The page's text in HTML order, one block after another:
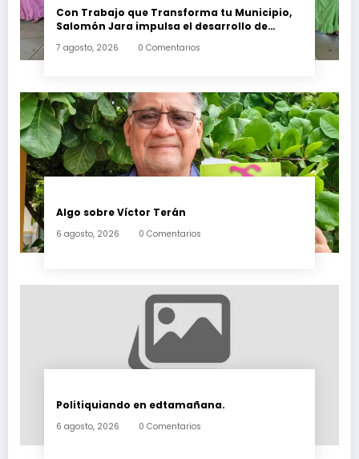
Con Trabajo que Transforma tu Municipio,
Salomón Jara impulsa el desarrollo de
7 agosto, 2026 0 Comentarios
Algo sobre Víctor Terán
6 agosto, 2026 0 Comentarios
Politiquiando en edtamañana.
6 agosto, 2026 0 Comentarios